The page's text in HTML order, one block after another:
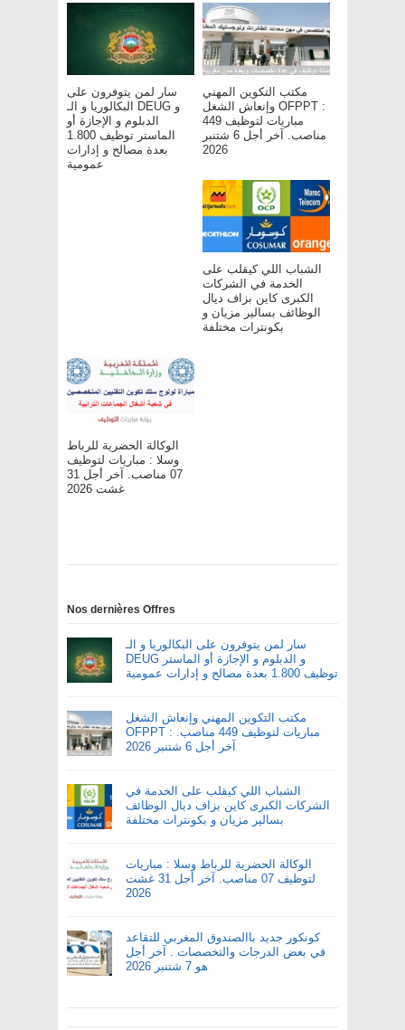
سار لمن يتوفرون على
البكالوريا و الـ DEUG و
الدبلوم و الإجازة أو
الماستر توظيف 1.800
بعدة مصالح و إدارات
عمومية
مكتب التكوين المهني
وإنعاش الشغل OFPPT :
مباريات لتوظيف 449
مناصب. آخر أجل 6 شتنبر
2026
الشباب اللي كيقلب على
الخدمة في الشركات
الكبرى كاين بزاف ديال
الوظائف بسالير مزيان و
بكونترات مختلفة
الوكالة الحضرية للرباط
وسلا : مباريات لتوظيف
07 مناصب. آخر أجل 31
غشت 2026
Nos dernières Offres
سار لمن يتوفرون على البكالوريا و الـ
DEUG و الدبلوم و الإجازة أو الماستر
توظيف 1.800 بعدة مصالح و إدارات عمومية
مكتب التكوين المهني وإنعاش الشغل
OFPPT : مباريات لتوظيف 449 مناصب.
آخر أجل 6 شتنبر 2026
الشباب اللي كيقلب على الخدمة في
الشركات الكبرى كاين بزاف ديال الوظائف
بسالير مزيان و بكونترات مختلفة
الوكالة الحضرية للرباط وسلا : مباريات
لتوظيف 07 مناصب. آخر أجل 31 غشت
2026
كونكور جديد باالصندوق المغربي للتقاعد
في بعض الدرجات والتخصصات . آخر أجل
هو 7 شتنبر 2026